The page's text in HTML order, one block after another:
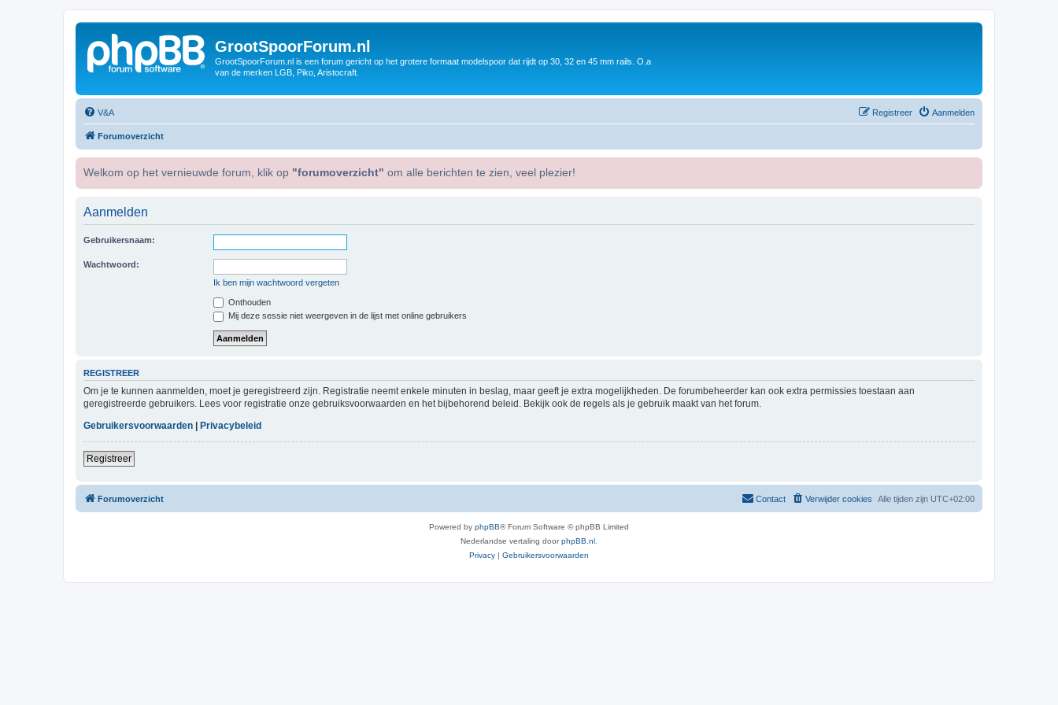
GrootSpoorForum.nl
GrootSpoorForum.nl is een forum gericht op het grotere formaat modelspoor dat rijdt op 30, 32 en 45 mm rails. O.a
van de merken LGB, Piko, Aristocraft.
V&A Aanmelden
Registreer
Forumoverzicht
Welkom op het vernieuwde forum, klik op "forumoverzicht" om alle berichten te zien, veel plezier!
Aanmelden
Gebruikersnaam:
Wachtwoord:
Ik ben mijn wachtwoord vergeten
Onthouden
Mij deze sessie niet weergeven in de lijst met online gebruikers
REGISTREER
Om je te kunnen aanmelden, moet je geregistreerd zijn. Registratie neemt enkele minuten in beslag, maar geeft je extra mogelijkheden. De forumbeheerder kan ook extra permissies toestaan aan
geregistreerde gebruikers. Lees voor registratie onze gebruiksvoorwaarden en het bijbehorend beleid. Bekijk ook de regels als je gebruik maakt van het forum.
Gebruikersvoorwaarden
Privacybeleid
Registreer
Forumoverzicht Alle tijden zijn UTC+02:00
Verwijder cookies
Contact
Powered by phpBB® Forum Software © phpBB Limited
Nederlandse vertaling doorphpBB.nl.
Privacy | Gebruikersvoorwaarden